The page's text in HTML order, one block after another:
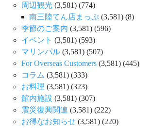
周辺観光 (3,581) (774)
南三陸てん店まっぷ (3,581) (8)
季節のご案内 (3,581) (596)
イベント (3,581) (593)
マリンパル (3,581) (507)
For Overseas Customers (3,581) (445)
コラム (3,581) (333)
お料理 (3,581) (323)
館内施設 (3,581) (307)
震災復興関連 (3,581) (222)
お得なお知らせ (3,581) (220)